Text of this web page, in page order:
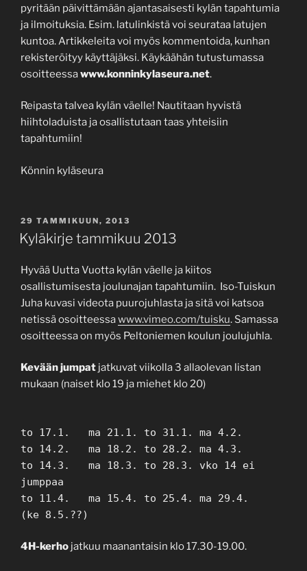
pyritään päivittämään ajantasaisesti kylän tapahtumia
ja ilmoituksia. Esim. latulinkistä voi seurataa latujen
kuntoa. Artikkeleita voi myös kommentoida, kunhan
rekisteröityy käyttäjäksi. Käykäähän tutustumassa
osoitteessawww.konninkylaseura.net.
Reipasta talvea kylän väelle! Nautitaan hyvistä
hiihtoladuista ja osallistutaan taas yhteisiin
tapahtumiin!
Könnin kyläseura
JULKAISTU
29 TAMMIKUUN, 2013
Kyläkirje tammikuu 2013
Hyvää Uutta Vuotta kylän väelle ja kiitos
osallistumisesta joulunajan tapahtumiin. Iso-Tuiskun
Juha kuvasi videota puurojuhlasta ja sitä voi katsoa
netissä osoitteessawww.vimeo.com/tuisku. Samassa
osoitteessa on myös Peltoniemen koulun joulujuhla.
Kevään jumpat jatkuvat viikolla 3 allaolevan listan
mukaan (naiset klo 19 ja miehet klo 20)
to 17.1. ma 21.1. to 31.1. ma 4.2.
to 14.2. ma 18.2. to 28.2. ma 4.3.
to 14.3. ma 18.3. to 28.3. vko 14 ei
jumppaa
to 11.4. ma 15.4. to 25.4. ma 29.4.
(ke 8.5.??)
4H-kerho jatkuu maanantaisin klo 17.30-19.00.